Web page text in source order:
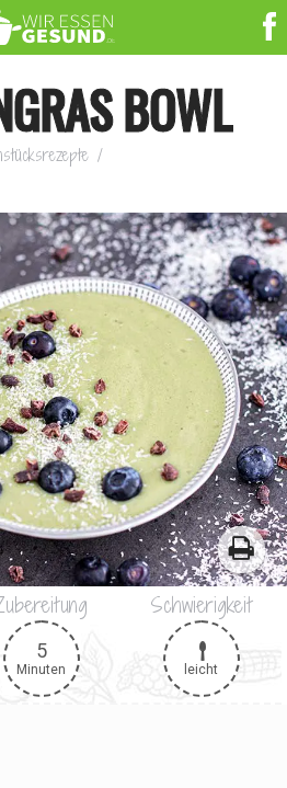
BOWL
/
5
Minuten
Schwierigkeit
leicht